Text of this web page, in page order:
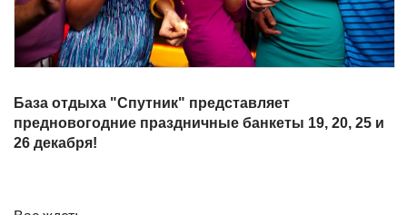
База отдыха "Спутник" представляет
предновогодние праздничные банкеты 19, 20, 25 и
26 декабря!